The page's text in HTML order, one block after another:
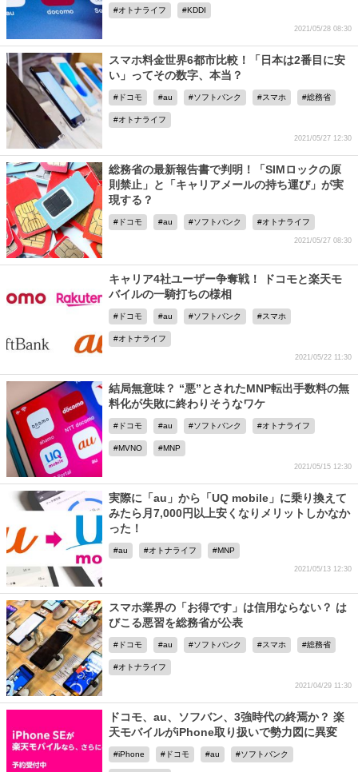
オトナライフ KDDI
2021/05/28 08:30
スマホ料金世界6都市比較！「日本は2番目に安
い」ってその数字、本当？
ドコモ au ソフトバンク スマホ 総務省
オトナライフ
2021/05/27 12:30
総務省の最新報告書で判明！「SIMロックの原
則禁止」と「キャリアメールの持ち運び」が実
現する？
ドコモ au ソフトバンク オトナライフ
2021/05/27 08:30
キャリア4社ユーザー争奪戦！ ドコモと楽天モ
バイルの一騎打ちの様相
ドコモ au ソフトバンク スマホ
オトナライフ
2021/05/22 11:30
結局無意味？ “悪”とされたMNP転出手数料の無
料化が失敗に終わりそうなワケ
ドコモ au ソフトバンク オトナライフ
MVNO MNP
2021/05/15 12:30
実際に「au」から「UQ mobile」に乗り換えて
みたら月7,000円以上安くなりメリットしかなか
った！
au オトナライフ MNP
2021/05/13 12:30
スマホ業界の「お得です」は信用ならない？ は
びこる悪習を総務省が公表
ドコモ au ソフトバンク スマホ 総務省
オトナライフ
2021/04/29 11:30
ドコモ、au、ソフバン、3強時代の終焉か？ 楽
天モバイルがiPhone取り扱いで勢力図に異変
iPhone ドコモ au ソフトバンク